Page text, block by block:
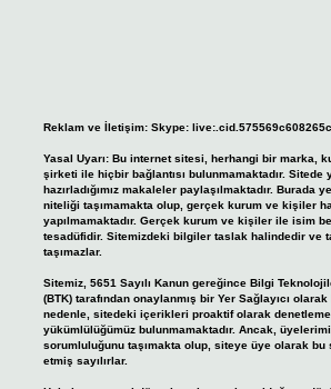
Reklam ve İletişim: Skype:
Yasal Uyarı: Bu internet sitesi, herhangi bir marka,
şirketi ile hiçbir bağlantısı bulunmamaktadır. Sitede
hazırladığımız makaleler paylaşılmaktadır. Burada
niteliği taşımamakta olup, gerçek kurum ve kişiler
yapılmamaktadır. Gerçek kurum ve kişiler ile isim
tesadüfidir. Sitemizdeki bilgiler taslak halindedir ve
taşımazlar.
Sitemiz, 5651 Sayılı Kanun gereğince Bilgi
(BTK) tarafından onaylanmış bir Yer Sağlayıcı
nedenle, sitedeki içerikleri proaktif olarak denetleme
yükümlülüğümüz bulunmamaktadır. Ancak,
sorumluluğunu taşımakta olup, siteye üye olarak bu
etmiş sayılırlar.